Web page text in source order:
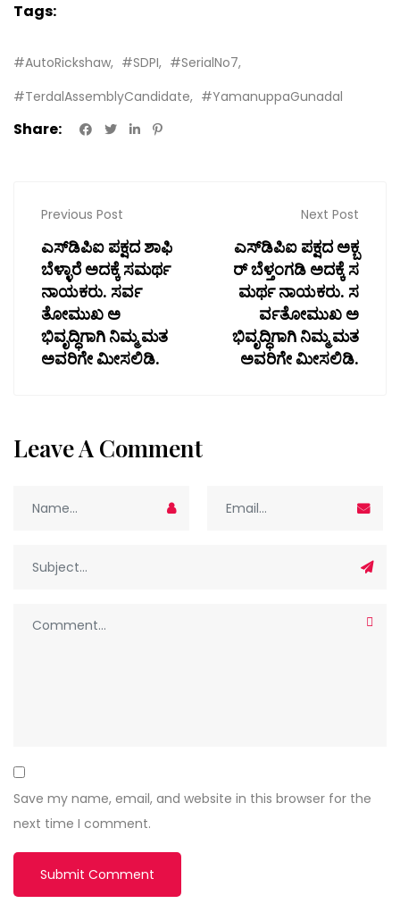
Tags:
#AutoRickshaw #SDPI
#SerialNo7
#TerdalAssemblyCandidate
#YamanuppaGunadal
Share:
Previous Post
ಎಸ್‌ಡಿಪಿಐ ಪಕ್ಷದ ಶಾಫಿ
ಬೆಳ್ಳಾರೆ ಅದಕ್ಕೆ ಸಮರ್ಥ
ನಾಯಕರು. ಸರ್ವ
ತೋಮುಖ ಅ
ಭಿವೃದ್ಧಿಗಾಗಿ ನಿಮ್ಮ ಮತ
ಅವರಿಗೇ ಮೀಸಲಿಡಿ.
Next Post
ಎಸ್‌ಡಿಪಿಐ ಪಕ್ಷದ ಅಕ್ಬ
ರ್ ಬೆಳ್ತಂಗಡಿ ಅದಕ್ಕೆ ಸ
ಮರ್ಥ ನಾಯಕರು. ಸ
ರ್ವತೋಮುಖ ಅ
ಭಿವೃದ್ಧಿಗಾಗಿ ನಿಮ್ಮ ಮತ
ಅವರಿಗೇ ಮೀಸಲಿಡಿ.
Leave A Comment
Save my name, email, and website in this browser for the
next time I comment.